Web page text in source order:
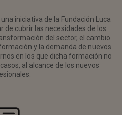
iniciativa de la Fundación Luca
de cubrir las necesidades de los
del sector, el cambio
y la demanda de nuevos
en los que dicha formación no
al alcance de los nuevos